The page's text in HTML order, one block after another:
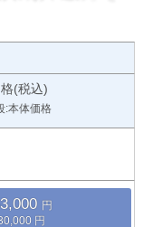
(税込)
:本体価格